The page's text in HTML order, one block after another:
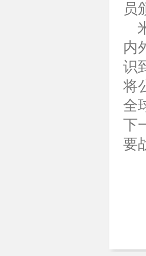
员
内
识
将
全
下
要